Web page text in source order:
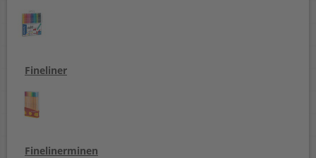
Fineliner
Finelinerminen